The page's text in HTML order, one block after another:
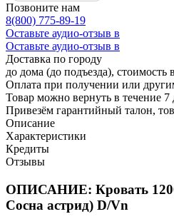
Позвоните нам
8(800) 775-89-19
Оставьте аудио-отзыв в
Оставьте аудио-отзыв в
Доставка по городу
до дома (до подъезда), стоимость
Оплата при получении или
Товар можно вернуть в течение 7
Привезём гарантийный талон,
Описание
Характеристики
Кредиты
Отзывы
ОПИСАНИЕ: Кровать
Сосна астрид) D/Vn